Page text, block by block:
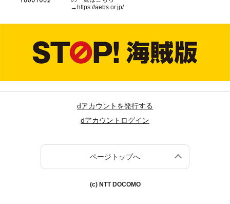
→https://aebs.or.jp/
dアカウントを発行する
dアカウントログイン
ページトップへ
(c) NTT DOCOMO